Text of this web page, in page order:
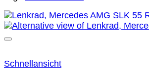
Schnellansicht